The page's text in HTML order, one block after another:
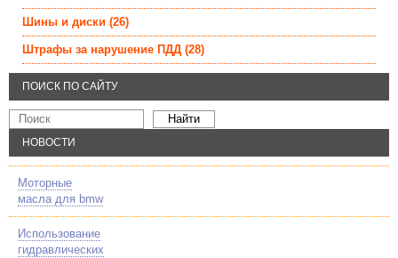
Шины и диски (26)
Штрафы за нарушение ПДД (28)
ПОИСК ПО САЙТУ
НОВОСТИ
Моторные
масла для bmw
Использование
гидравлических